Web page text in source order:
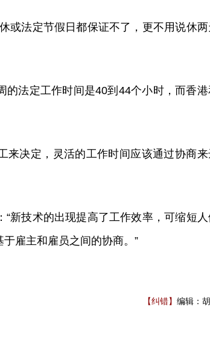
或法定节假日都保证不了，更不用说休两
法定工作时间是40到44个小时，而香港
来决定，灵活的工作时间应该通过协商来
新技术的出现提高了工作效率，可缩短人
雇主和雇员之间的协商。”
【纠错】 编辑：